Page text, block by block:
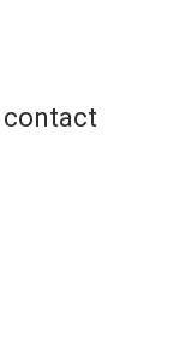
contact